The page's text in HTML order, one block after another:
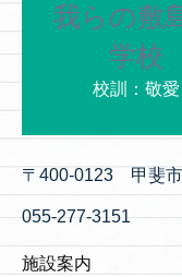
我らの敷
学校
校訓：敬愛
〒400-0123 甲斐
055-277-3151
施設案内